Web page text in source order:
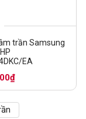
trần Samsung
EA